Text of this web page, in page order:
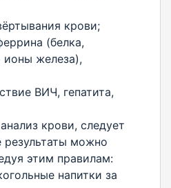
крови;
(белка,
железа),
ВИЧ, гепатита,
крови, следует
результаты можно
этим правилам:
напитки за